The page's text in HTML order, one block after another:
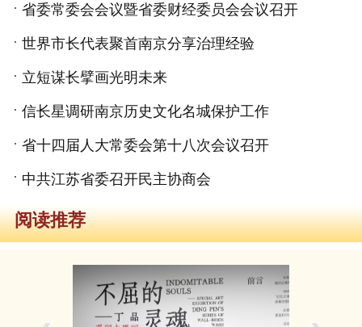
省委常委会会议暨省委财经委员会会议召开
世界市长代表聚首南京分享治理经验
立短谋长擘画光明未来
信长星调研南京历史文化名城保护工作
省十四届人大常委会第十八次会议召开
中共江苏省委召开民主协商会
阅读推荐